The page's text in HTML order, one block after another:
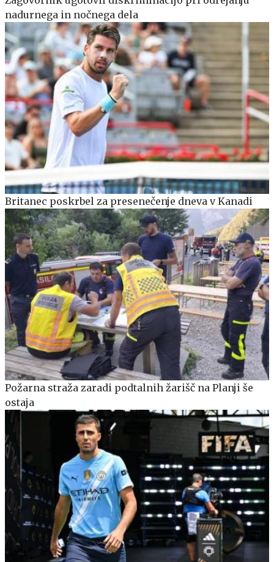
nadurnega in nočnega dela
Britanec poskrbel za presenečenje dneva v Kanadi
Požarna straža zaradi podtalnih žarišč na Planji še
ostaja